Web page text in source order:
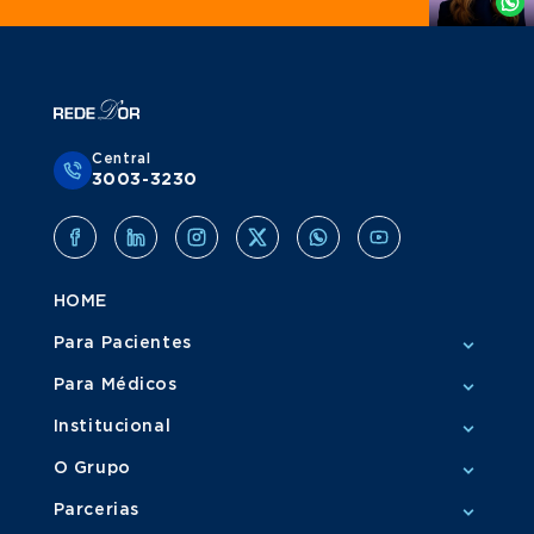
Central
3003-3230
HOME
Para Pacientes
Para Médicos
Institucional
O Grupo
Parcerias